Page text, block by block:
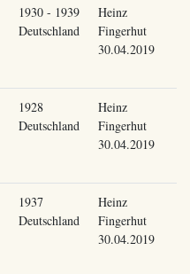
1930 - 1939
Deutschland
Heinz
Fingerhut
30.04.2019
1928
Deutschland
Heinz
Fingerhut
30.04.2019
1937
Deutschland
Heinz
Fingerhut
30.04.2019